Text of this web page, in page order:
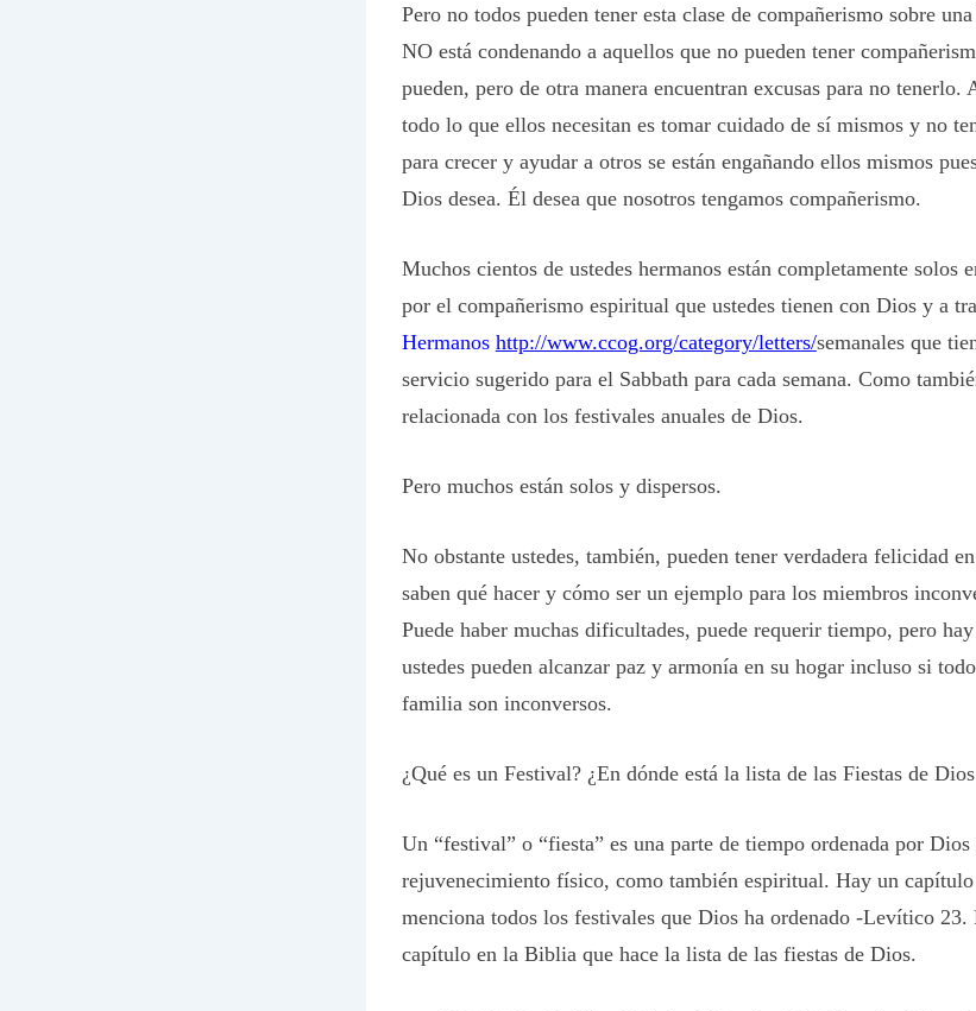
Pero no todos pueden tener esta clase de compañerismo sobre
NO está condenando a aquellos que no pueden tener
pueden, pero de otra manera encuentran excusas para no tenerlo.
todo lo que ellos necesitan es tomar cuidado de sí mismos y no
para crecer y ayudar a otros se están engañando ellos mismos
Dios desea. Él desea que nosotros tengamos compañerismo.
Muchos cientos de ustedes hermanos están completamente solos
por el compañerismo espiritual que ustedes tienen con Dios y a
Hermanos http://www.ccog.org/category/letters/semanales que
servicio sugerido para el Sabbath para cada semana. Como
relacionada con los festivales anuales de Dios.
Pero muchos están solos y dispersos.
No obstante ustedes, también, pueden tener verdadera felicidad
saben qué hacer y cómo ser un ejemplo para los miembros
Puede haber muchas dificultades, puede requerir tiempo, pero
ustedes pueden alcanzar paz y armonía en su hogar incluso si
familia son inconversos.
¿Qué es un Festival? ¿En dónde está la lista de las Fiestas de
Un “festival” o “fiesta” es una parte de tiempo ordenada por Dios
rejuvenecimiento físico, como también espiritual. Hay un
menciona todos los festivales que Dios ha ordenado -Levítico
capítulo en la Biblia que hace la lista de las fiestas de Dios.